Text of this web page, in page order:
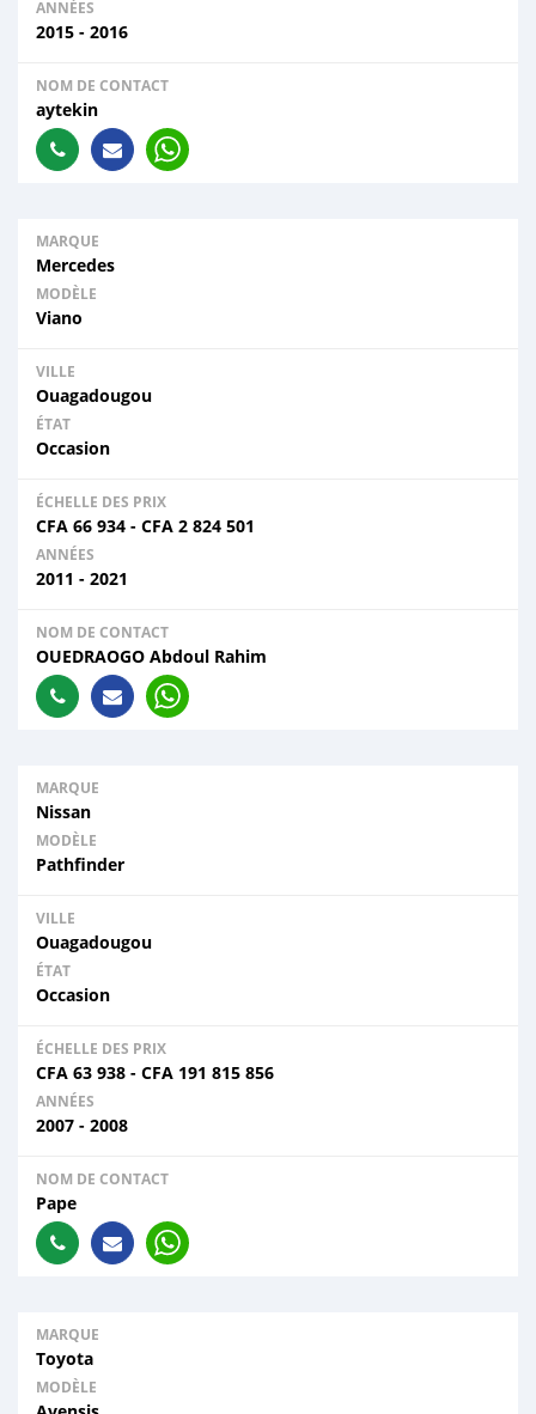
ANNÉES
2015 - 2016
NOM DE CONTACT
aytekin
MARQUE
Mercedes
MODÈLE
Viano
VILLE
Ouagadougou
ÉTAT
Occasion
ÉCHELLE DES PRIX
CFA 66 934 - CFA 2 824 501
ANNÉES
2011 - 2021
NOM DE CONTACT
OUEDRAOGO Abdoul Rahim
MARQUE
Nissan
MODÈLE
Pathfinder
VILLE
Ouagadougou
ÉTAT
Occasion
ÉCHELLE DES PRIX
CFA 63 938 - CFA 191 815 856
ANNÉES
2007 - 2008
NOM DE CONTACT
Pape
MARQUE
Toyota
MODÈLE